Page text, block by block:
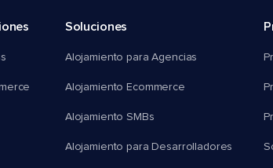
Soluciones
Alojamiento para Agencias
Alojamiento Ecommerce
Alojamiento SMBs
Alojamiento para Desarrolladores